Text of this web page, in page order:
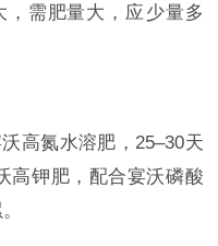
，需肥量大，应‌少量多
高氮水溶肥，25–30天
高钾肥，配合宴沃磷酸
。